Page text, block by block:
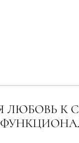
ЛЮБОВЬ К